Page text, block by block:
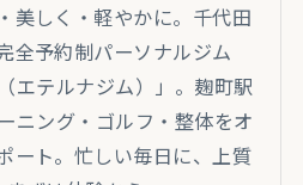
美しく・軽やかに。千代田
全予約制パーソナルジム
エテルナジム）」。麹町駅
ニング・ゴルフ・整体をオ
ート。忙しい毎日に、上質